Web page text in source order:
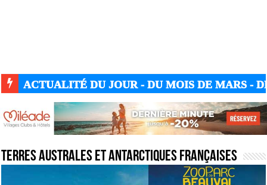
ACTUALITÉ DU JOUR - DU MOIS DE MARS -
Terres australes et antarctiques françaises